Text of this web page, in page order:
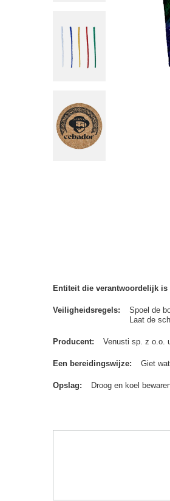
Entiteit die verantwoordelijk
Veiligheidsregels
Spoel de
Laat de
Producent Venusti sp. z o.o.
Een bereidingswijze Giet
Opslag Droog en koel